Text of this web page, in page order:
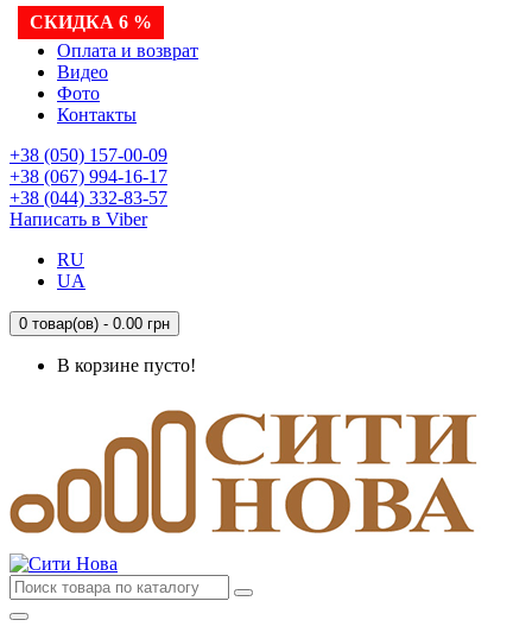
Доставка
Оплата и возврат
Видео
Фото
Контакты
+38 (050) 157-00-09
+38 (067) 994-16-17
+38 (044) 332-83-57
Написать в Viber
RU
UA
0 товар(ов) - 0.00 грн
В корзине пусто!
СКИДКА 6 %